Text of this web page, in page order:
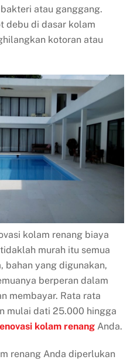
atau ganggang.
debu di dasar kolam
kotoran atau
kolam renang biaya
murah itu semua
bahan yang digunakan,
berperan dalam
membayar. Rata rata
mulai dati 25.000 hingga
kolam renang Anda.
renang Anda diperlukan